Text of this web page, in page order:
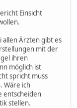
Einsicht
allen Ärzten gibt es
mit der
ihren
möglich ist
spricht muss
Wäre ich
entscheiden
stellen.